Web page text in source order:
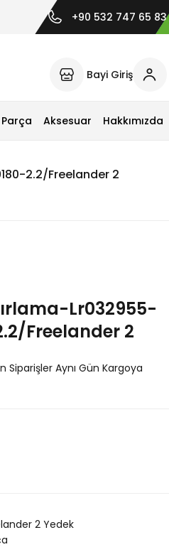
+90 532 747 65 83
Bayi Giriş
Aksesuar Hakkımızda
2.2/Freelander 2
Lr032955-
Freelander 2
Siparişler Aynı Gün Kargoya
2 Yedek